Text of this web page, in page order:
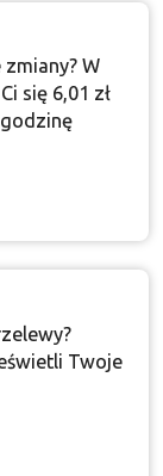
W
się 6,01 zł
Twoje